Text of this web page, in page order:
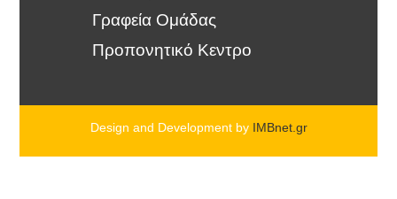
Γραφεία Ομάδας
Προπονητικό Κεντρο
Design and Development by IMBnet.gr